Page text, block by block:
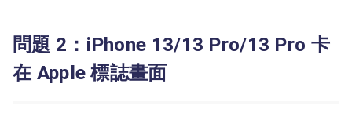
問題 2：iPhone 13/13 Pro/13 Pro 卡
在 Apple 標誌畫面